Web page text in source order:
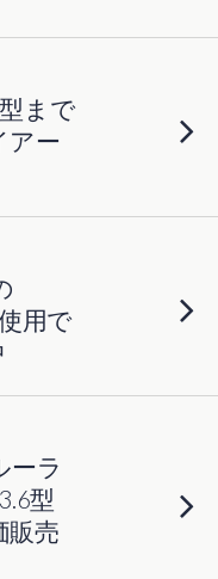
まで
アー
用で
ーラ
型
販売